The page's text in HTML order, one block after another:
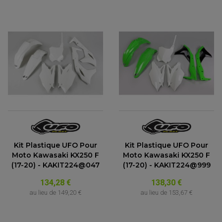
ROULEMENT MOTO
ROULEMENT DE ROUE
ROULEMENT DE DIRECTION
TRANSMISSION
ACCESSOIRE SCOOTER PIAGGIO
ACCESSOIRE SCOOTER SUZUKI
ACCESSOIRE SCOOTER VESPA
ACCESSOIRE SCOOTER YAMAHA
Kit Plastique UFO Pour
Moto Kawasaki KX250 F
(17-20) - KAKIT224@047
134,28 €
au lieu de 149,20 €
Kit Plastique UFO Pour
Moto Kawasaki KX250 F
(17-20) - KAKIT224@999
138,30 €
au lieu de 153,67 €